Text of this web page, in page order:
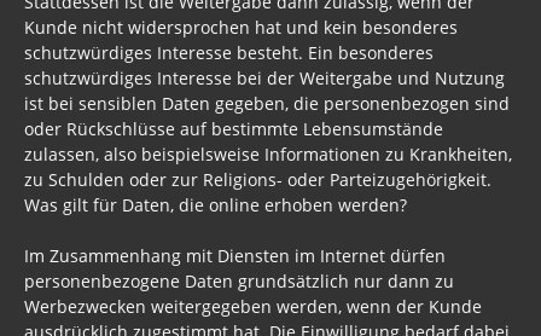
Kunde nicht widersprochen hat und kein besonderes
schutzwürdiges Interesse besteht. Ein besonderes
schutzwürdiges Interesse bei der Weitergabe und Nutzung
ist bei sensiblen Daten gegeben, die personenbezogen sind
oder Rückschlüsse auf bestimmte Lebensumstände
zulassen, also beispielsweise Informationen zu Krankheiten,
zu Schulden oder zur Religions- oder Parteizugehörigkeit.
Was gilt für Daten, die online erhoben werden?
Im Zusammenhang mit Diensten im Internet dürfen
personenbezogene Daten grundsätzlich nur dann zu
Werbezwecken weitergegeben werden, wenn der Kunde